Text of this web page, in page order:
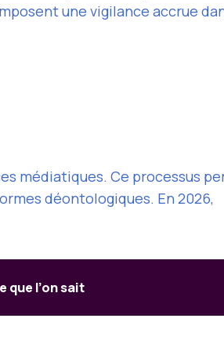
une vigilance accrue
médiatiques. Ce processus
déontologiques. En 2026,
que l’on sait